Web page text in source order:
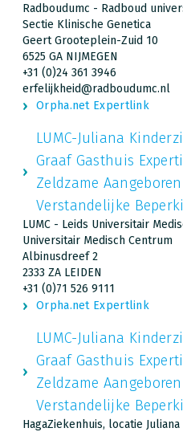
Radboudumc - Radboud
Sectie Klinische Genetica
Geert Grooteplein-Zuid 10
6525 GA NIJMEGEN
+31 (0)24 361 3946
erfelijkheid@radboudumc.nl
Orpha.net Expertlink
LUMC-Juliana
Graaf Gasthuis
Zeldzame
Verstandelijke
LUMC - Leids Universitair
Universitair Medisch Centrum
Albinusdreef 2
2333 ZA LEIDEN
+31 (0)71 526 9111
Orpha.net Expertlink
LUMC-Juliana
Graaf Gasthuis
Zeldzame
Verstandelijke
HagaZiekenhuis, locatie